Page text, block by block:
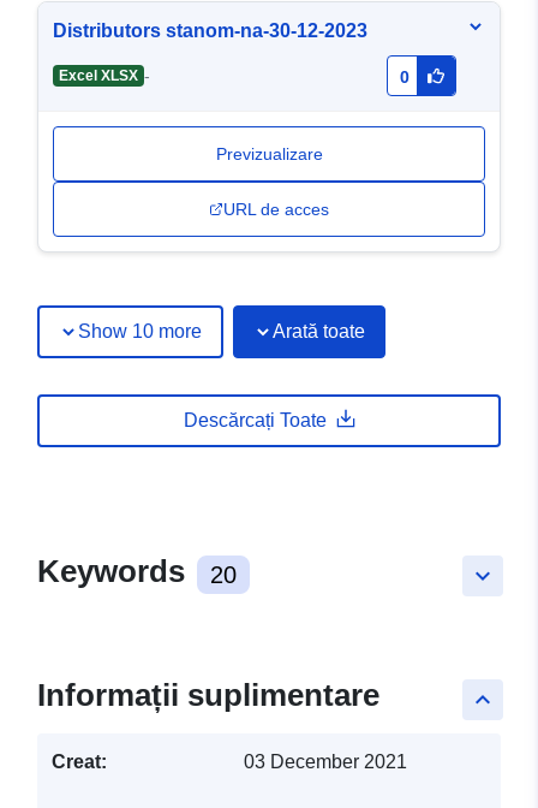
Distributors stanom-na-30-12-2023
Excel XLSX - 0
Previzualizare
URL de acces
Show 10 more Arată toate
Descărcați Toate
keyboard_arrow_down
Keywords 20
keyboard_arrow_up
Informații suplimentare
Creat: 03 December 2021